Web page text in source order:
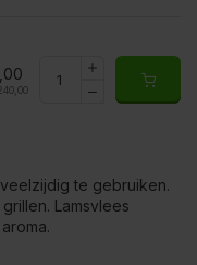
te gebruiken.
Lamsvlees